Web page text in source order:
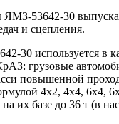
53642-30
и сцепления.
30 используется в
грузовые
повышенной
4х2, 4х4, 6х4,
на их базе до 36 т (в